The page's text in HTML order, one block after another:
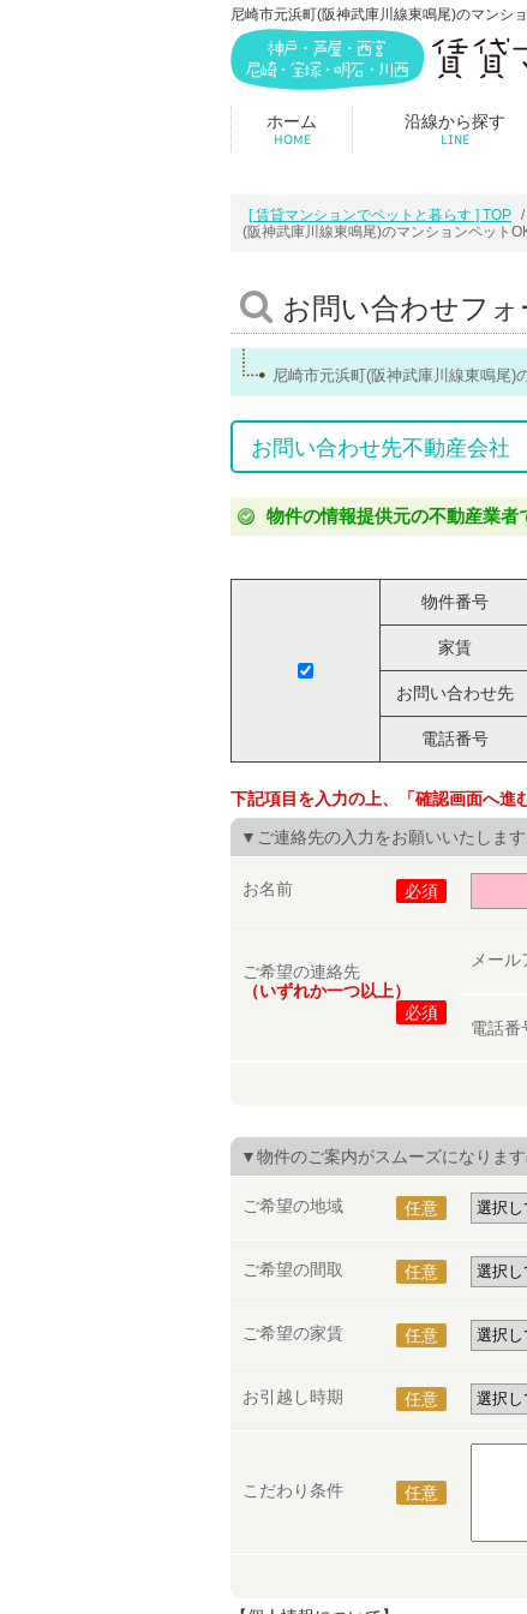
尼崎市元浜町(阪神武庫川線東鳴尾)のマンシ
ホーム
HOME
沿線から探す
LINE
[ 賃貸マンションでペットと暮らす ] TOP
(阪神武庫川線東鳴尾)のマンションペット
お問い合わせフォ
尼崎市元浜町(阪神武庫川線東鳴尾)
お問い合わせ先不動産会社
物件の情報提供元の不動産業者
物件番号
家賃
お問い合わせ先
電話番号
下記項目を入力の上、「確認画面へ進
▼ご連絡先の入力をお願いいたします
お名前 必須
ご希望の連絡先
（いずれか一つ以上）
必須
メール
電話番
▼物件のご案内がスムーズになりま
ご希望の地域 任意
ご希望の間取 任意
ご希望の家賃 任意
お引越し時期 任意
こだわり条件 任意